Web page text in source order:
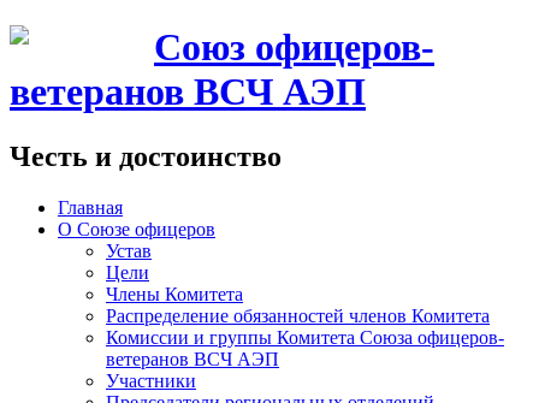
Союз офицеров-
ветеранов ВСЧ АЭП
Честь и достоинство
Главная
О Союзе офицеров
Устав
Цели
Члены Комитета
Распределение обязанностей членов Комитета
Комиссии и группы Комитета Союза офицеров-
ветеранов ВСЧ АЭП
Участники